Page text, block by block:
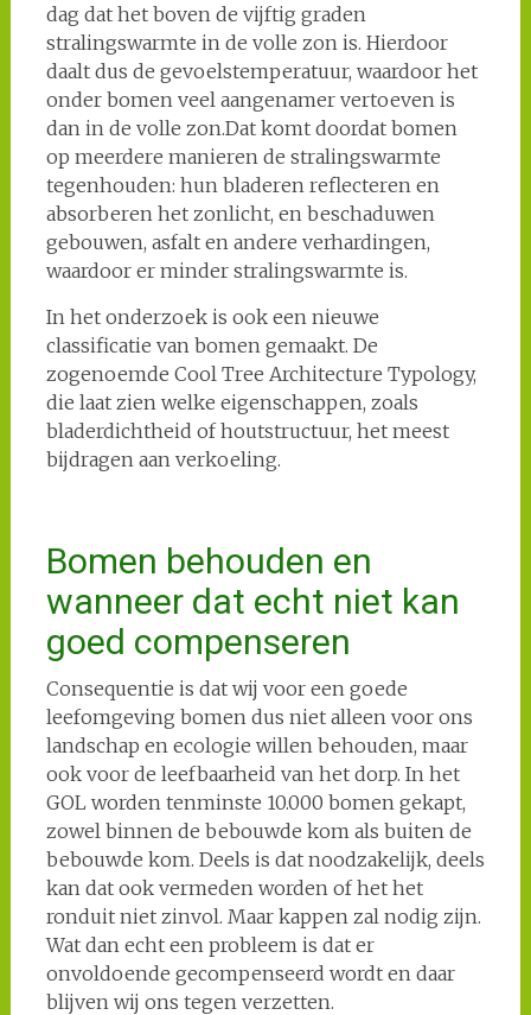
dag dat het boven de vijftig graden
stralingswarmte in de volle zon is. Hierdoor
daalt dus de gevoelstemperatuur, waardoor het
onder bomen veel aangenamer vertoeven is
dan in de volle zon.Dat komt doordat bomen
op meerdere manieren de stralingswarmte
tegenhouden: hun bladeren reflecteren en
absorberen het zonlicht, en beschaduwen
gebouwen, asfalt en andere verhardingen,
waardoor er minder stralingswarmte is.
In het onderzoek is ook een nieuwe
classificatie van bomen gemaakt. De
zogenoemde Cool Tree Architecture Typology,
die laat zien welke eigenschappen, zoals
bladerdichtheid of houtstructuur, het meest
bijdragen aan verkoeling.
Bomen behouden en
wanneer dat echt niet kan
goed compenseren
Consequentie is dat wij voor een goede
leefomgeving bomen dus niet alleen voor ons
landschap en ecologie willen behouden, maar
ook voor de leefbaarheid van het dorp. In het
GOL worden tenminste 10.000 bomen gekapt,
zowel binnen de bebouwde kom als buiten de
bebouwde kom. Deels is dat noodzakelijk, deels
kan dat ook vermeden worden of het het
ronduit niet zinvol. Maar kappen zal nodig zijn.
Wat dan echt een probleem is dat er
onvoldoende gecompenseerd wordt en daar
blijven wij ons tegen verzetten.